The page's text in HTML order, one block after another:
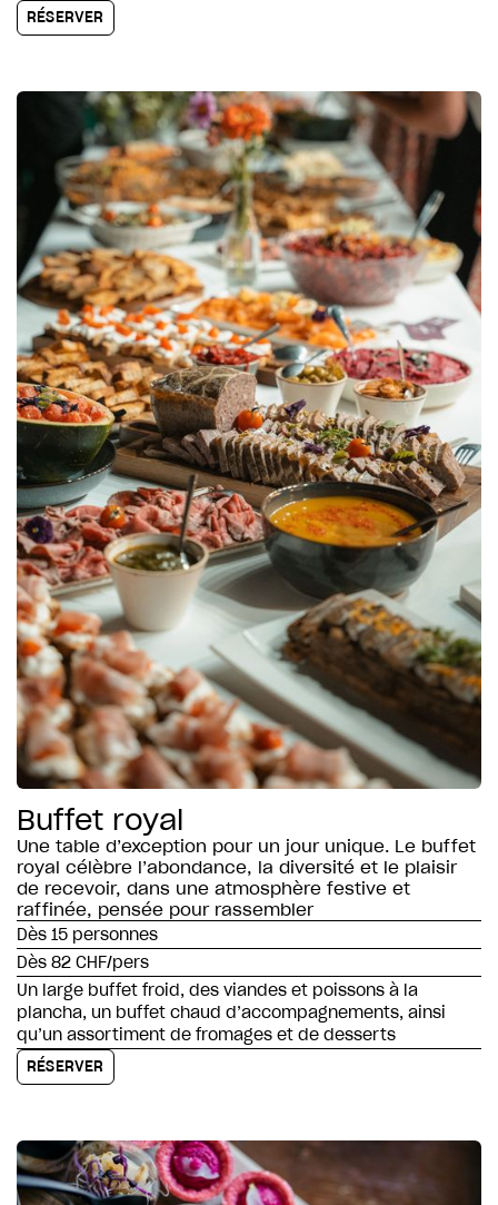
RÉSERVER
Buffet royal
Une table d’exception pour un jour unique. Le buffet
royal célèbre l’abondance, la diversité et le plaisir
de recevoir, dans une atmosphère festive et
raffinée, pensée pour rassembler
Dès 15 personnes
Dès 82 CHF/pers
Un large buffet froid, des viandes et poissons à la
plancha, un buffet chaud d’accompagnements, ainsi
qu’un assortiment de fromages et de desserts
RÉSERVER